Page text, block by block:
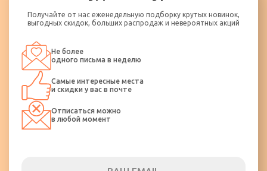
Пассажир должен бережно обращаться с оборудованием
несет ответственность за ущерб, нанесенный им
транспортному средству.
Категорически запрещается распитие спиртных напитков и
курение в транспортном средстве.
Получайте от нас еженедельную подборку крутых новинок,
выгодных скидок, больших распродаж и невероятных акций
Не более
одного письма в неделю
Самые интересные места
и скидки у вас в почте
Отписаться можно
в любой момент